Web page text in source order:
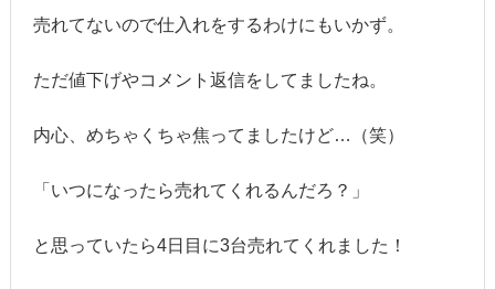
売れてないので仕入れをするわけにもいかず。
ただ値下げやコメント返信をしてましたね。
内心、めちゃくちゃ焦ってましたけど…（笑）
「いつになったら売れてくれるんだろ？」
と思っていたら4日目に3台売れてくれました！